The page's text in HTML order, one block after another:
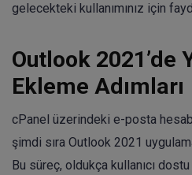
gelecekteki kullanımınız için
Outlook 2021’de
Ekleme Adımları
cPanel üzerindeki e-posta
şimdi sıra Outlook 2021
Bu süreç, oldukça kullanıcı